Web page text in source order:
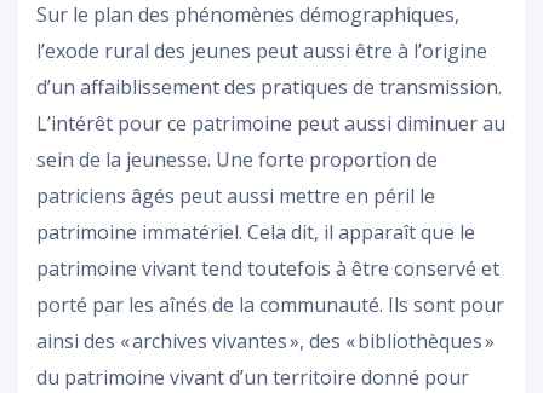
Sur le plan des phénomènes démographiques,
l’exode rural des jeunes peut aussi être à l’origine
d’un affaiblissement des pratiques de transmission.
L’intérêt pour ce patrimoine peut aussi diminuer au
sein de la jeunesse. Une forte proportion de
patriciens âgés peut aussi mettre en péril le
patrimoine immatériel. Cela dit, il apparaît que le
patrimoine vivant tend toutefois à être conservé et
porté par les aînés de la communauté. Ils sont pour
ainsi des « archives vivantes », des « bibliothèques »
du patrimoine vivant d’un territoire donné pour